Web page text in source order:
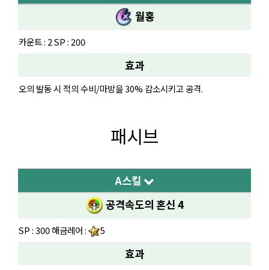
월홍
카운트 : 2 SP : 200
효과
오의 발동 시 적의 수비/마방을 30% 감소시키고 공격.
패시브
A스킬
공격속도의 혼신 4
SP : 300 해금레어 : 5
효과